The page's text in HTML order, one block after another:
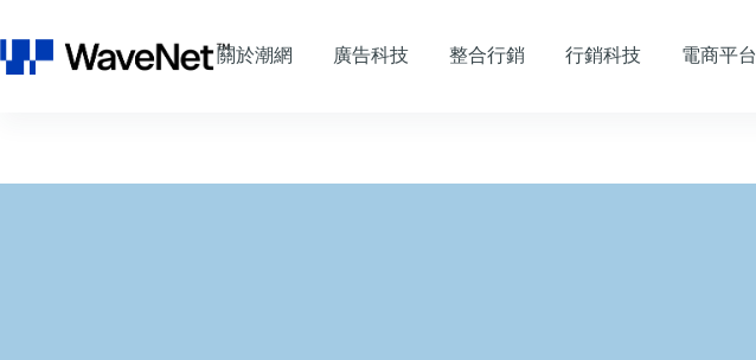
至
主
關於潮網 廣告科技 整合行銷 行銷科技 電商平台